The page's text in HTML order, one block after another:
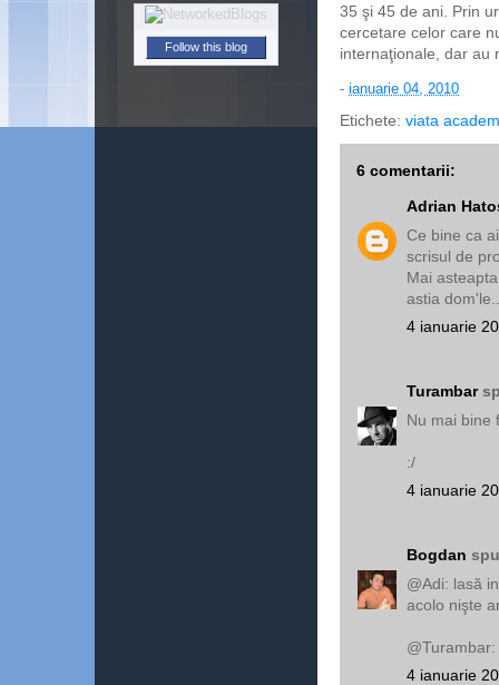
35 şi 45 de ani. Prin
cercetare celor care
internaţionale, dar au
- ianuarie 04, 2010
Etichete: viata
6 comentarii:
Adrian
Ce bine ca
scrisul de
Mai
astia
4 ianuarie
Turambar
Nu mai bine
:/
4 ianuarie
Bogdan
@Adi: lasă
acolo nişte
4 ianuarie
Follow this blog